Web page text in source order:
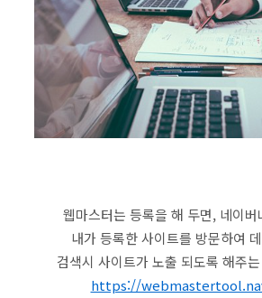
웹마스터는 등록을 해 두면, 네이버
내가 등록한 사이트를 방문하여
검색시 사이트가 노출 되도록 해주
https://